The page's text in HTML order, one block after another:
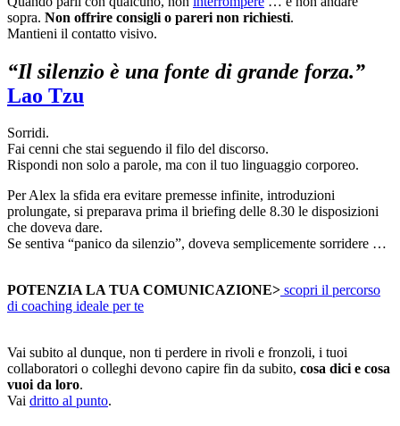
sopra. Non offrire consigli o pareri non richiesti.
Mantieni il contatto visivo.
“Il silenzio è una fonte di grande forza.”
Lao Tzu
Sorridi.
Fai cenni che stai seguendo il filo del discorso.
Rispondi non solo a parole, ma con il tuo linguaggio corporeo.
Per Alex la sfida era evitare premesse infinite, introduzioni
prolungate, si preparava prima il briefing delle 8.30 le disposizioni
che doveva dare.
Se sentiva “panico da silenzio”, doveva semplicemente sorridere …
POTENZIA LA TUA COMUNICAZIONE> scopri il percorso
di coaching ideale per te
Vai subito al dunque, non ti perdere in rivoli e fronzoli, i tuoi
collaboratori o colleghi devono capire fin da subito, cosa dici e cosa
vuoi da loro.
Vai dritto al punto.